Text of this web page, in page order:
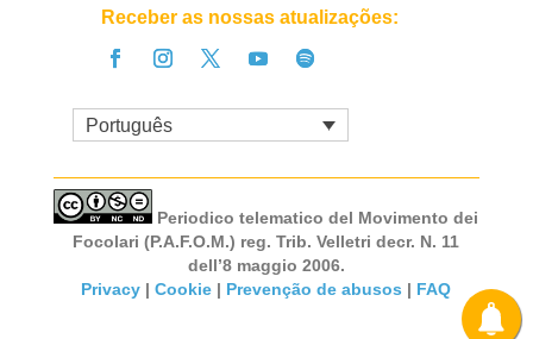
Receber as nossas atualizações:
Português
Periodico telematico del Movimento dei
Focolari (P.A.F.O.M.) reg. Trib. Velletri decr. N. 11
dell’8 maggio 2006.
Privacy |Cookie | Prevenção de abusos | FAQ